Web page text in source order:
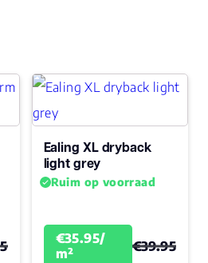
Ealing XL dryback
light grey
Ruim op voorraad
€35.95/
m²
€39.95